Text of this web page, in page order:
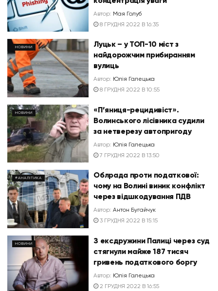
Автор: Мая Голуб
8 ГРУДНЯ 2022 В 16:35
НОВИНИ
Луцьк – у ТОП-10 міст з
найдорожчим прибиранням
вулиць
Автор: Юлія Галецька
8 ГРУДНЯ 2022 В 10:55
НОВИНИ
«П’яниця-рецидивіст».
Волинського лісівника судили
за нетверезу автопригоду
Автор: Юлія Галецька
7 ГРУДНЯ 2022 В 13:50
#АНАЛІТИКА
Облрада проти податкової:
чому на Волині виник конфлікт
через відшкодування ПДВ
Автор: Антон Бугайчук
3 ГРУДНЯ 2022 В 15:15
НОВИНИ
З ексдружини Палиці через суд
стягнули майже 187 тисяч
гривень податкового боргу
Автор: Юлія Галецька
2 ГРУДНЯ 2022 В 16:55